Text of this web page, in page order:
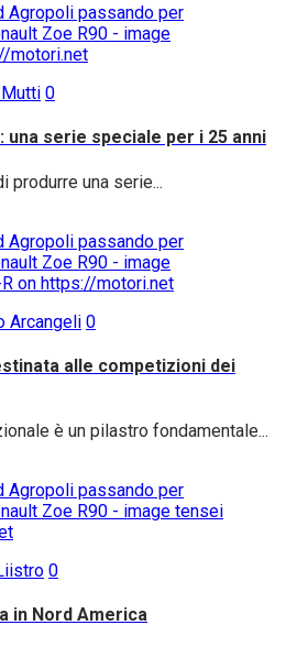
0
una serie speciale per i 25 anni
produrre una serie...
Arcangeli 0
alle competizioni dei
è un pilastro fondamentale...
0
in Nord America